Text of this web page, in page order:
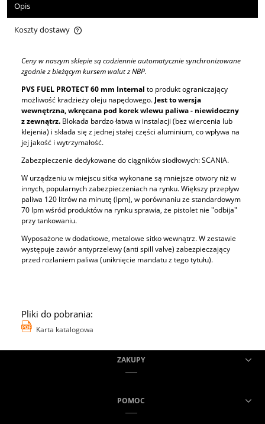
Opis
Koszty dostawy
Cena nie zawiera ewentualnych kosztów płatności
Ceny w naszym sklepie są codziennie automatycznie synchronizowane
zgodnie z bieżącym kursem walut z NBP.
PVS FUEL PROTECT 60 mm Internal to produkt ograniczający
możliwość kradzieży oleju napędowego. Jest to wersja
wewnętrzna, wkręcana pod korek wlewu paliwa - niewidoczny
z zewnątrz. Blokada bardzo łatwa w instalacji (bez wiercenia lub
klejenia) i składa się z jednej stałej części aluminium, co wpływa na
jej jakość i wytrzymałość.
Zabezpieczenie dedykowane do ciągników siodłowych: SCANIA.
W urządzeniu w miejscu sitka wykonane są mniejsze otwory niż w
innych, popularnych zabezpieczeniach na rynku. Większy przepływ
paliwa 120 litrów na minutę (lpm), w porównaniu ze standardowym
70 lpm wśród produktów na rynku sprawia, że pistolet nie "odbija"
przy tankowaniu.
Wyposażone w dodatkowe, metalowe sitko wewnątrz. W zestawie
występuje zawór antyprzelewy (anti spill valve) zabezpieczający
przed rozlaniem paliwa (uniknięcie mandatu z tego tytułu).
Pliki do pobrania:
Karta katalogowa
ZAKUPY
POMOC